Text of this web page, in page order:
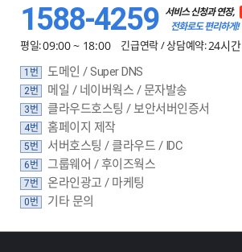
1588-4259 서비스 신청과 연장,
전화로도 편리하게!
평일:09:00 ~ 18:00 긴급연락 / 상담예약:24시간
1번 도메인 / Super DNS
2번 메일 / 네이버웍스 / 문자발송
3번 클라우드호스팅 / 보안서버인증서
4번 홈페이지 제작
5번 서버호스팅 / 클라우드 / IDC
6번 그룹웨어 / 후이즈웍스
7번 온라인광고 / 마케팅
0번 기타 문의